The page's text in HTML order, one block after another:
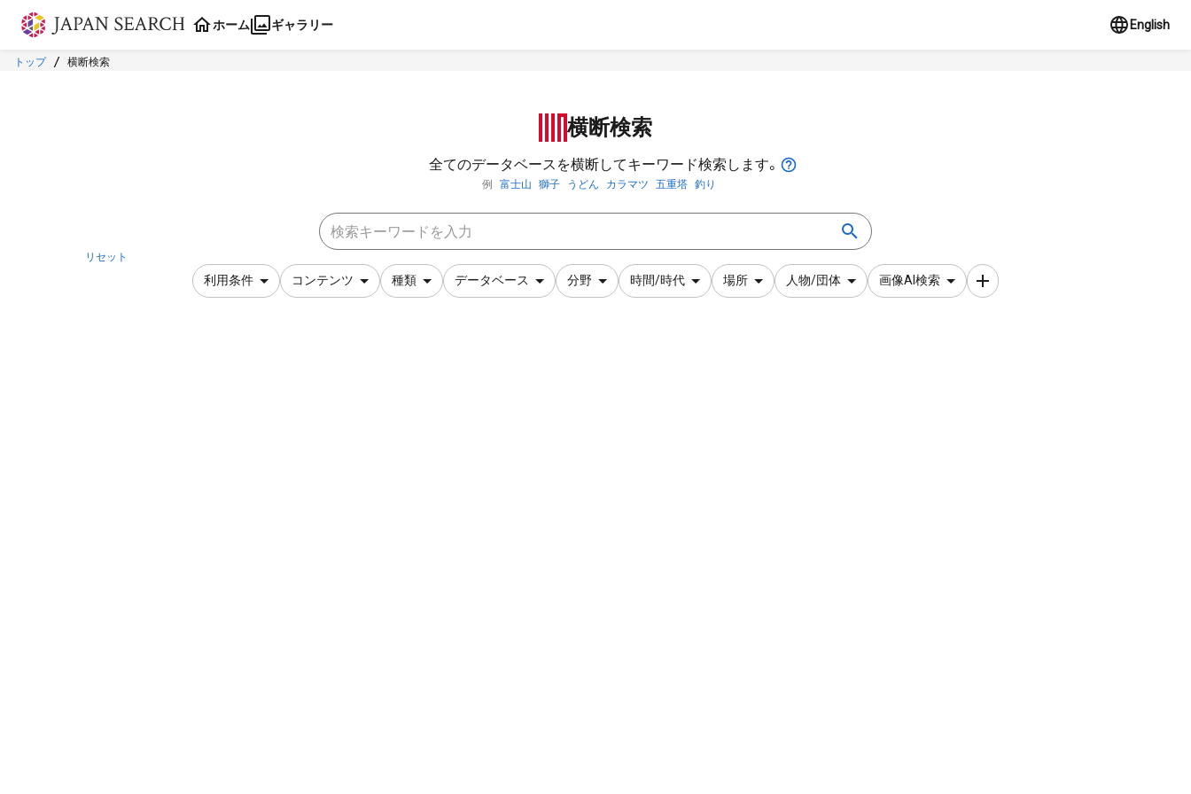
本文に飛ぶ
ホーム ギャラリー English
トップ 横断検索
横断検索
全てのデータベースを横断してキーワード検索します。
例 富士山 獅子 うどん カラマツ 五重塔 釣り
リセット
利用条件 コンテンツ 種類 データベース 分野 時間/時代 場所 人物/団体 画像AI検索